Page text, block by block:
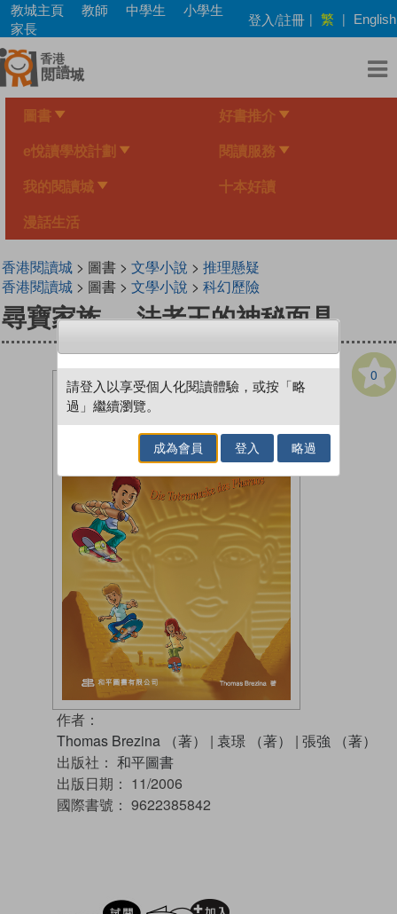
Skip
main
content
教城主頁 教師 中學生
小學生
家長
登入/註冊 | 繁 | English
圖書 好書推介
e悅讀學校計劃 閱讀服務
我的閱讀城 十本好讀
漫話生活
香港閱讀城> 圖書 > 文學小說 > 推理懸疑
香港閱讀城> 圖書 > 文學小說 > 科幻歷險
尋寶家族──法老王的神秘面具
0
作者：
Thomas Brezina （著）
| 袁璟 （著） | 張強 （著）
出版社： 和平圖書
出版日期： 11/2006
國際書號： 9622385842
試閲
請登入以享受個人化閱讀體驗，或按「略
過」繼續瀏覽。
成為會員 登入 略過